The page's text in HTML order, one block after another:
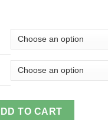
Watch, Thay Dây
TO CART